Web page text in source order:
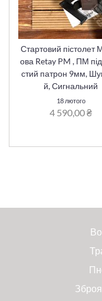
Стартовий пістолет
ова Retay PM , ПМ
стий патрон 9мм,
й, Сигнальний
18 лютого
4 590,00 ₴